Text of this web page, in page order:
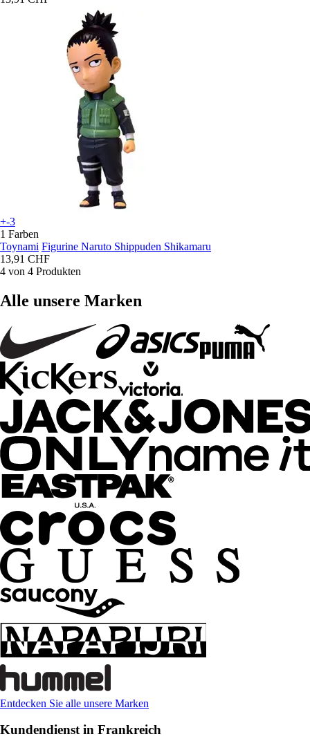
+-3
1 Farben
Toynami Figurine Naruto Shippuden Shikamaru
13,91 CHF
4 von 4 Produkten
Alle unsere Marken
Entdecken Sie alle unsere Marken
Kundendienst in Frankreich